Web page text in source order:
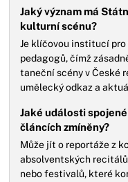
Jaký význam má
kulturní scénu?
Je klíčovou institucí
pedagogů, čímž
taneční scény v České
umělecký odkaz a
Jaké události
článcích zmíněny?
Může jít o reportáže z
absolventských
nebo festivalů, které